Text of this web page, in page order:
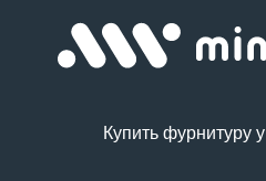
Купить фурнитуру